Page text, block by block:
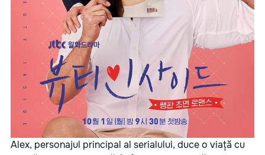
Alex, personajul principal al serialului, duce o viață cu